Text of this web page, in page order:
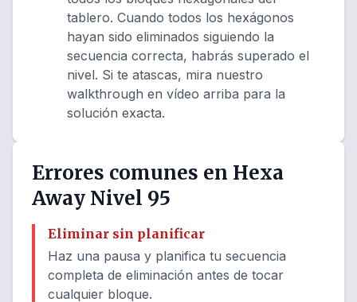
tablero. Cuando todos los hexágonos
hayan sido eliminados siguiendo la
secuencia correcta, habrás superado el
nivel. Si te atascas, mira nuestro
walkthrough en vídeo arriba para la
solución exacta.
Errores comunes en Hexa
Away Nivel 95
Eliminar sin planificar
Haz una pausa y planifica tu secuencia
completa de eliminación antes de tocar
cualquier bloque.